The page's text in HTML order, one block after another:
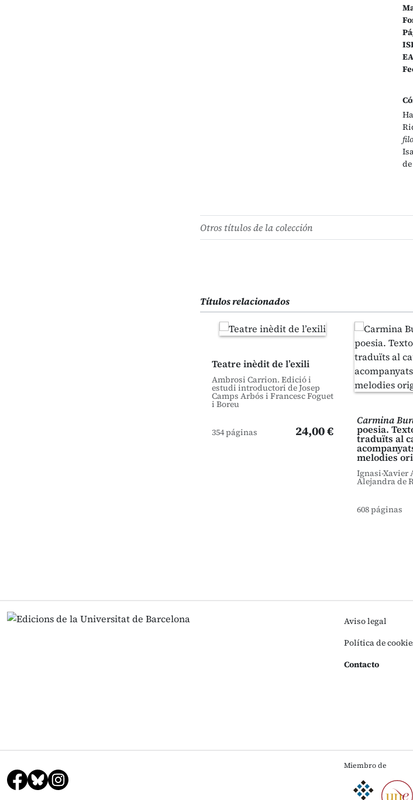
Otros títulos de la colección
Títulos relacionados
Teatre inèdit de l’exili
Ambrosi Carrion. Edició i
estudi introductori de Josep
Camps Arbós i Francesc Foguet
i Boreu
354 páginas 24,00 €
Carmina
poesia.
traduïts al
melodies
Ignasi-Xavier
Alejandra de
608 páginas
Aviso legal
Política de
Contacto
Miembro de